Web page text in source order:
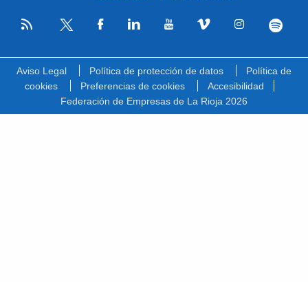
RSS
Aviso Legal Política de protección de datos
Política de
cookies
Preferencias de cookies
Accesibilidad
Federación de Empresas de La Rioja 2026